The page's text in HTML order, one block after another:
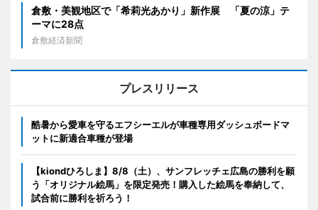
倉敷・美観地区で「希莉光あかり」新作展 「夏の涼」テ
ーマに28点
倉敷経済新聞
プレスリリース
酷暑から愛車を守るエフシーエルが車種専用ダッシュボードマ
ットに新適合車種が登場
【kiondひろしま】8/8（土）、サンフレッチェ広島の勝利を願
う「オリジナル絵馬」を限定発売！購入した絵馬を奉納して、
試合前に勝利を祈ろう！